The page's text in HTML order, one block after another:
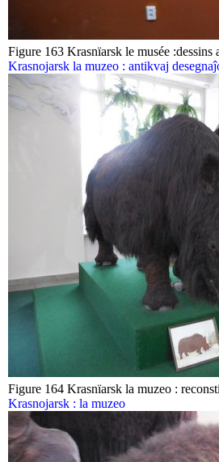
Figure 163 Krasnïarsk le musée :dessins
Krasnojarsk la muzeo : antikvaj
Figure 164 Krasnïarsk la muzeo :
Krasnojarsk : la muzeo